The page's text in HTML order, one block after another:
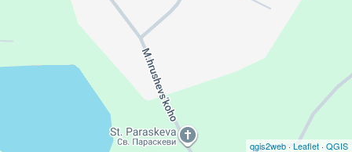
qgis2web · Leaflet · QGIS